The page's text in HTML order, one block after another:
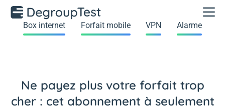
Box internet Forfait mobile VPN Alarme
Ne payez plus votre forfait trop
cher : cet abonnement à seulement